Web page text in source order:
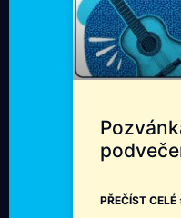
PŘEČÍST CELÉ